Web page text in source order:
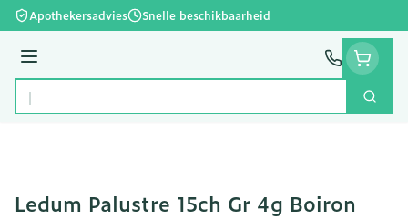
Ga naar de inhoud
Apothekersadvies Snelle beschikbaarheid
Menu
Product, merk, categorie...
Zoek
Ledum Palustre 15ch Gr 4g Boiron